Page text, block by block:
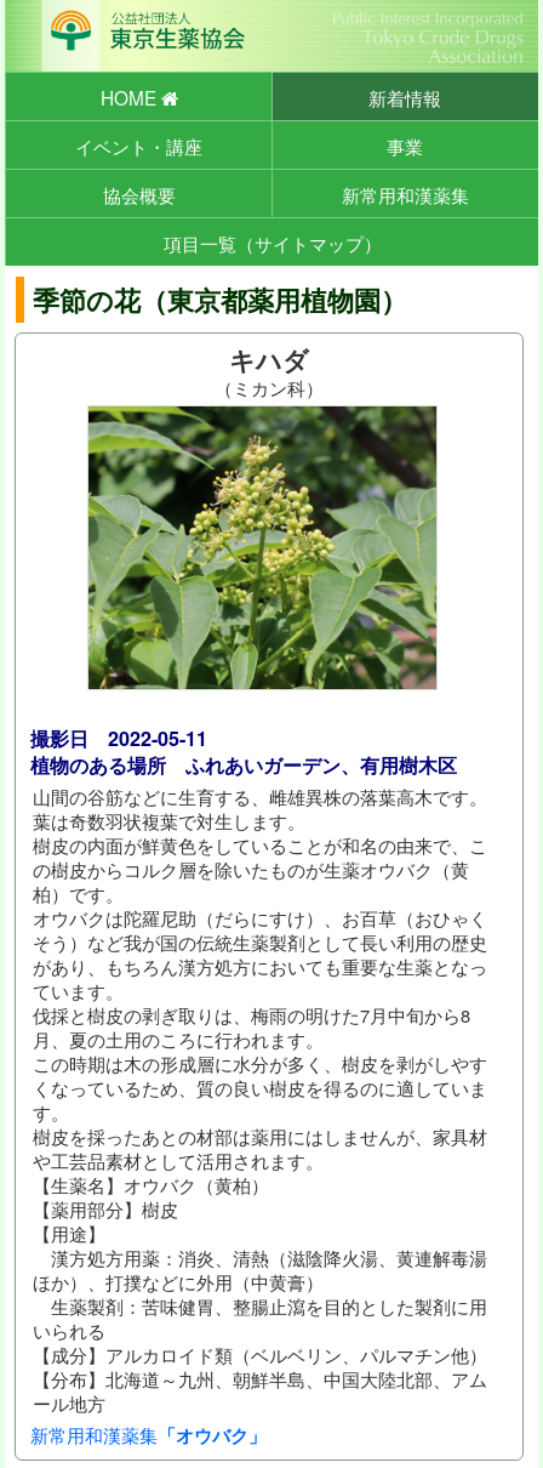
HOME
新着情報
イベント・講座
事業
協会概要
新常用和漢薬集
項目一覧（サイトマップ）
季節の花（東京都薬用植物園）
キハダ
（ミカン科）
撮影日 2022-05-11
植物のある場所 ふれあいガーデン、有用樹木区
山間の谷筋などに生育する、雌雄異株の落葉高木です。
葉は奇数羽状複葉で対生します。
樹皮の内面が鮮黄色をしていることが和名の由来で、こ
の樹皮からコルク層を除いたものが生薬オウバク（黄
柏）です。
オウバクは陀羅尼助（だらにすけ）、お百草（おひゃく
そう）など我が国の伝統生薬製剤として長い利用の歴史
があり、もちろん漢方処方においても重要な生薬となっ
ています。
伐採と樹皮の剥ぎ取りは、梅雨の明けた7月中旬から8
月、夏の土用のころに行われます。
この時期は木の形成層に水分が多く、樹皮を剥がしやす
くなっているため、質の良い樹皮を得るのに適していま
す。
樹皮を採ったあとの材部は薬用にはしませんが、家具材
や工芸品素材として活用されます。
【生薬名】オウバク（黄柏）
【薬用部分】樹皮
【用途】
漢方処方用薬：消炎、清熱（滋陰降火湯、黄連解毒湯
ほか）、打撲などに外用（中黄膏）
生薬製剤：苦味健胃、整腸止瀉を目的とした製剤に用
いられる
【成分】アルカロイド類（ベルベリン、パルマチン他）
【分布】北海道～九州、朝鮮半島、中国大陸北部、アム
ール地方
新常用和漢薬集 「オウバク」